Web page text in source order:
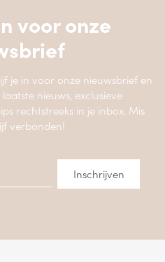
voor onze
je in voor onze nieuwsbrief en
nieuws, exclusieve
rechtstreeks in je inbox. Mis
verbonden!